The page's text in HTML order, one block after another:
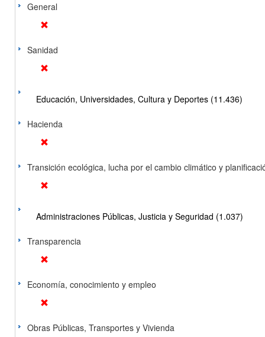
General
Sanidad
Educación, Universidades, Cultura y Deportes (11.436)
Hacienda
Transición ecológica, lucha por el cambio climático y
Administraciones Públicas, Justicia y Seguridad (1.037)
Transparencia
Economía, conocimiento y empleo
Obras Públicas, Transportes y Vivienda